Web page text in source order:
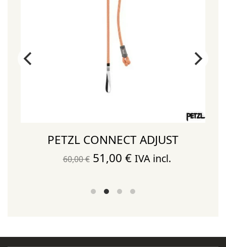
PETZL CONNECT ADJUST
60,00€ El
original
51,00 €El
actual
IVA incl.